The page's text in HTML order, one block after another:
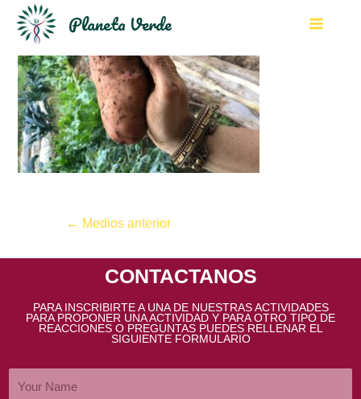
Planeta Verde
← Medios anterior
CONTACTANOS
PARA INSCRIBIRTE A UNA DE NUESTRAS ACTIVIDADES
PARA PROPONER UNA ACTIVIDAD Y PARA OTRO TIPO DE
REACCIONES O PREGUNTAS PUEDES RELLENAR EL
SIGUIENTE FORMULARIO